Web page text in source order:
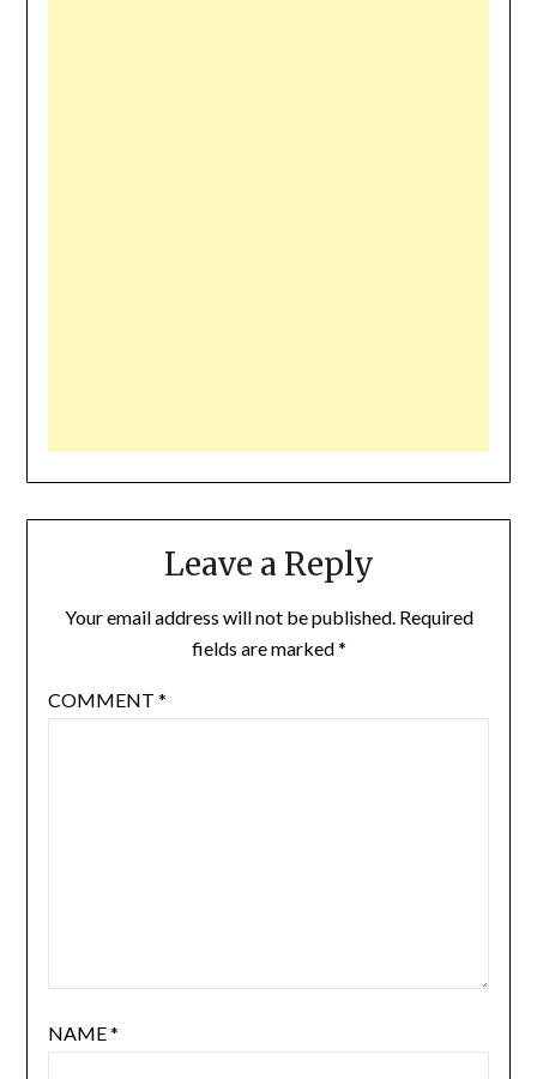
Leave a Reply
Your email address will not be published. Required
fields are marked*
COMMENT *
NAME*